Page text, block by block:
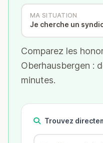
MA SITUATION
Je cherche un
Comparez les
Oberhausbergen :
minutes.
Trouvez